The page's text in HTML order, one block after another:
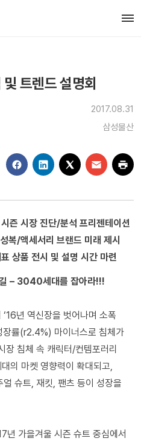
트렌드 설명회
2017.08.31
삼성물산
즌 시장 진단/분석 프리젠테이션
복/액세서리 브랜드 미래 제시
상품 전시 및 설명 시간 마련
길 – 3040세대를 잡아라!!!
년 역신장을 벗어나며 소폭
장률(r2.4%) 마이너스로 침체가
장 침체 속 캐릭터/컨템포러리
의 마켓 영향력이 확대되고,
슈트, 재킷, 팬츠 등이 성장을
년 가을겨울 시즌 슈트 중심에서